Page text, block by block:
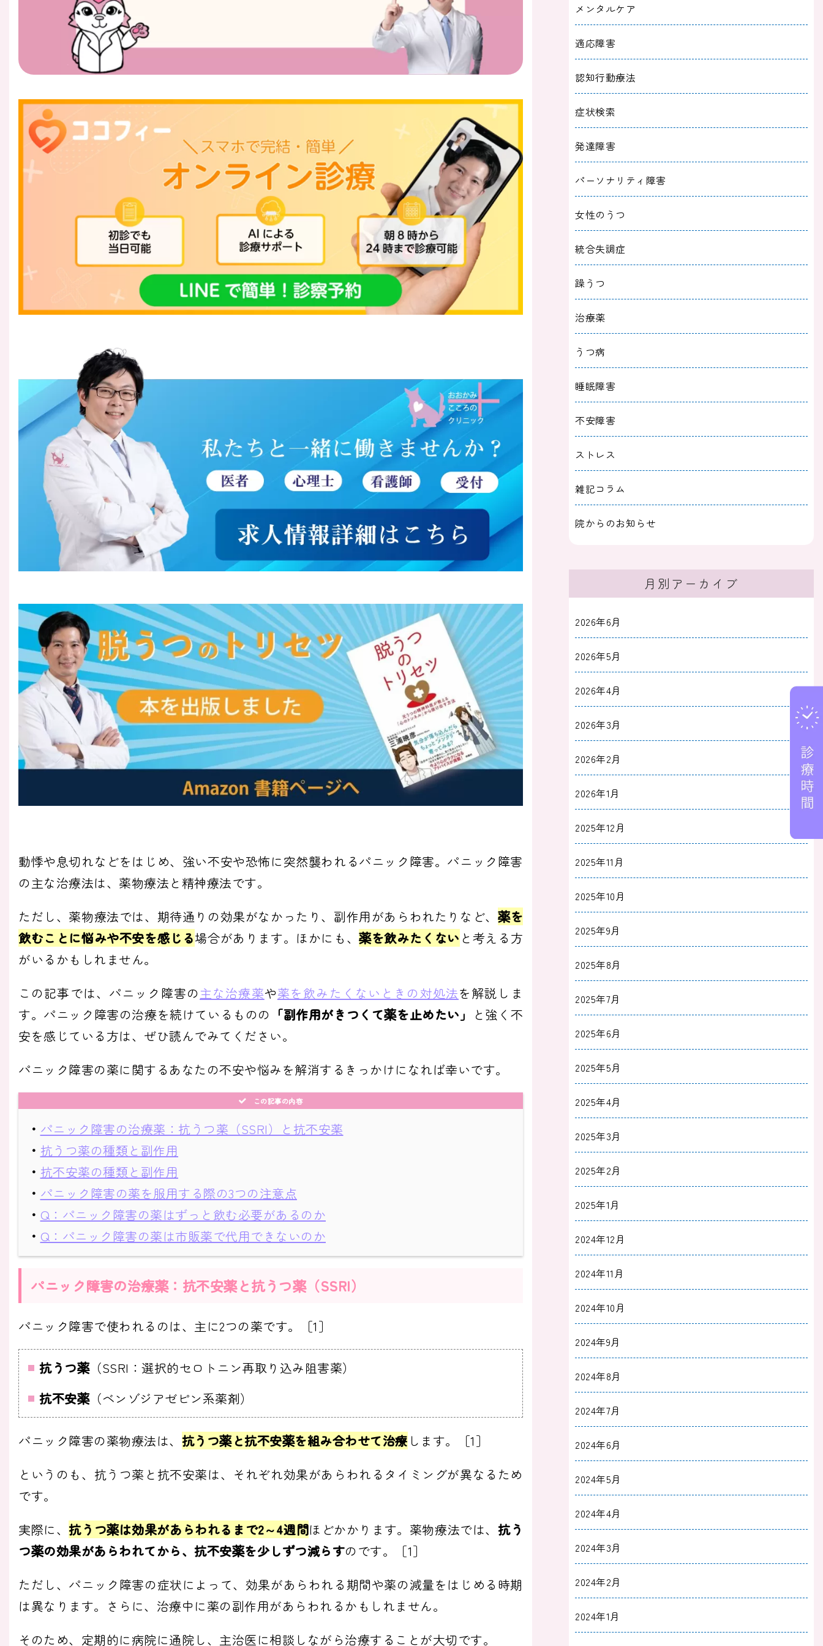
動悸や息切れなどをはじめ、強い不安や恐怖に突然襲われるパニック障害。パニック障害
の主な治療法は、薬物療法と精神療法です。
ただし、薬物療法では、期待通りの効果がなかったり、副作用があらわれたりなど、 薬を
飲むことに悩みや不安を感じる場合があります。ほかにも、薬を飲みたくない と考える方
がいるかもしれません。
この記事では、パニック障害の主な治療薬や薬を飲みたくないときの対処法を解説しま
す。パニック障害の治療を続けているものの 「副作用がきつくて薬を止めたい」
と強く不
安を感じている方は、ぜひ読んでみてください。
パニック障害の薬に関するあなたの不安や悩みを解消するきっかけになれば幸いです。
この記事の内容
・ パニック障害の治療薬：抗うつ薬（SSRI）と抗不安薬
・ 抗うつ薬の種類と副作用
・ 抗不安薬の種類と副作用
・ パニック障害の薬を服用する際の3つの注意点
・ Q：パニック障害の薬はずっと飲む必要があるのか
・ Q：パニック障害の薬は市販薬で代用できないのか
パニック障害の治療薬：抗不安薬と抗うつ薬（SSRI）
パニック障害で使われるのは、主に2つの薬です。［1］
抗うつ薬（SSRI：選択的セロトニン再取り込み阻害薬）
抗不安薬（ベンゾジアゼピン系薬剤）
パニック障害の薬物療法は、 抗うつ薬と抗不安薬を組み合わせて治療 します。［1］
というのも、抗うつ薬と抗不安薬は、それぞれ効果があらわれるタイミングが異なるため
です。
実際に、抗うつ薬は効果があらわれるまで2～4週間ほどかかります。薬物療法では、 抗う
つ薬の効果があらわれてから、抗不安薬を少しずつ減らすのです。［1］
ただし、パニック障害の症状によって、効果があらわれる期間や薬の減量をはじめる時期
は異なります。さらに、治療中に薬の副作用があらわれるかもしれません。
そのため、定期的に病院に通院し、主治医に相談しながら治療することが大切です。
メンタルケア
適応障害
認知行動療法
症状検索
発達障害
パーソナリティ障害
女性のうつ
統合失調症
躁うつ
治療薬
うつ病
睡眠障害
不安障害
ストレス
雑記コラム
院からのお知らせ
月別アーカイブ
2026年6月
2026年5月
2026年4月
2026年3月
2026年2月
2026年1月
2025年12月
2025年11月
2025年10月
2025年9月
2025年8月
2025年7月
2025年6月
2025年5月
2025年4月
2025年3月
2025年2月
2025年1月
2024年12月
2024年11月
2024年10月
2024年9月
2024年8月
2024年7月
2024年6月
2024年5月
2024年4月
2024年3月
2024年2月
2024年1月